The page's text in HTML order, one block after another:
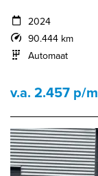
2024
90.444 km
Automaat
v.a. 2.457 p/m